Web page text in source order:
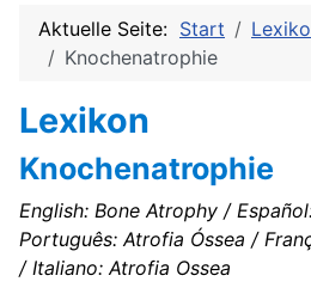
Aktuelle Seite: Start
Knochenatrophie
Lexikon
Knochenatrophie
English: Bone Atrophy /
Português: Atrofia Óssea /
/ Italiano: Atrofia Ossea